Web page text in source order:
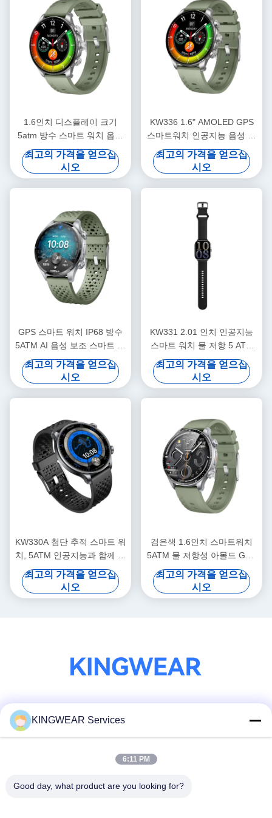
1.6인치 디스플레이 크기
5atm 방수 스마트 워치 옵션
6축 센서
최고의 가격을 얻으십
시오
KW336 1.6" AMOLED GPS
스마트워치 인공지능 음성 보
조 Bluetooth 통화
최고의 가격을 얻으십
시오
GPS 스마트 워치 IP68 방수
5ATM AI 음성 보조 스마트 워
치
최고의 가격을 얻으십
시오
KW331 2.01 인치 인공지능
스마트 워치 물 저항 5 ATM
위성 위치 설정
최고의 가격을 얻으십
시오
KW330A 첨단 추적 스마트 워
치, 5ATM 인공지능과 함께 방
수 스마트 워치
최고의 가격을 얻으십
시오
검은색 1.6인치 스마트워치
5ATM 물 저항성 아몰드 GPS
스마트워치
최고의 가격을 얻으십
시오
소셜 미디어
전화
KINGWEAR Services
6:11 PM
Good day, what product are you looking for?